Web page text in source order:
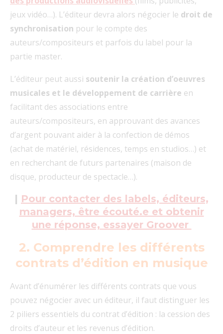
jeux vidéo…). L’éditeur devra alors négocier le droit de
synchronisation pour le compte des
auteurs/compositeurs et parfois du label pour la
partie master.
L’éditeur peut aussi soutenir la création d’oeuvres
musicales et le développement de carrière en
facilitant des associations entre
auteurs/compositeurs, en approuvant des avances
d’argent pouvant aider à la confection de démos
(achat de matériel, résidences, temps en studios…) et
en recherchant de futurs partenaires (maison de
disque, producteur de spectacle…).
| Pour contacter des labels, éditeurs,
managers, être écouté.e et obtenir
une réponse, essayer Groover
2. Comprendre les différents
contrats d’édition en musique
Avant d’énumérer les différents contrats que vous
pouvez négocier avec un éditeur, il faut distinguer les
2 piliers essentiels du contrat d’édition : la cession des
droits d’auteur et les revenus d’édition.